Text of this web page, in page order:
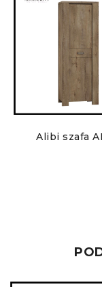
Alibi szafa